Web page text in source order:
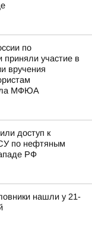
по
приняли участие в
вручения
МФЮА
доступ к
по нефтяным
РФ
нашли у 21-